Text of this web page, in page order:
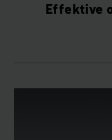
Effektive